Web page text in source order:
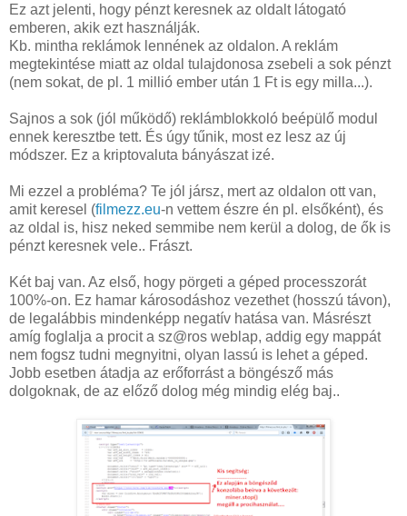
Ez azt jelenti, hogy pénzt keresnek az oldalt látogató
emberen, akik ezt használják.
Kb. mintha reklámok lennének az oldalon. A reklám
megtekintése miatt az oldal tulajdonosa zsebeli a sok pénzt
(nem sokat, de pl. 1 millió ember után 1 Ft is egy milla...).
Sajnos a sok (jól működő) reklámblokkoló beépülő modul
ennek keresztbe tett. És úgy tűnik, most ez lesz az új
módszer. Ez a kriptovaluta bányászat izé.
Mi ezzel a probléma? Te jól jársz, mert az oldalon ott van,
amit keresel (filmezz.eu-n vettem észre én pl. elsőként), és
az oldal is, hisz neked semmibe nem kerül a dolog, de ők is
pénzt keresnek vele.. Frászt.
Két baj van. Az első, hogy pörgeti a géped processzorát
100%-on. Ez hamar károsodáshoz vezethet (hosszú távon),
de legalábbis mindenképp negatív hatása van. Másrészt
amíg foglalja a procit a sz@ros weblap, addig egy mappát
nem fogsz tudni megnyitni, olyan lassú is lehet a géped.
Jobb esetben átadja az erőforrást a böngésző más
dolgoknak, de az előző dolog még mindig elég baj..